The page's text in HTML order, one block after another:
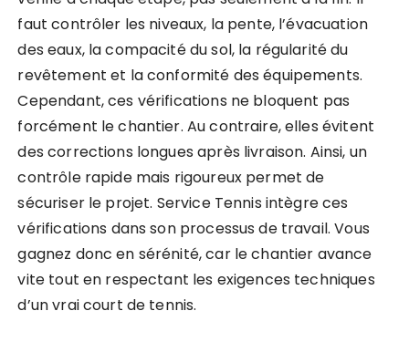
faut contrôler les niveaux, la pente, l’évacuation
des eaux, la compacité du sol, la régularité du
revêtement et la conformité des équipements.
Cependant, ces vérifications ne bloquent pas
forcément le chantier. Au contraire, elles évitent
des corrections longues après livraison. Ainsi, un
contrôle rapide mais rigoureux permet de
sécuriser le projet. Service Tennis intègre ces
vérifications dans son processus de travail. Vous
gagnez donc en sérénité, car le chantier avance
vite tout en respectant les exigences techniques
d’un vrai court de tennis.